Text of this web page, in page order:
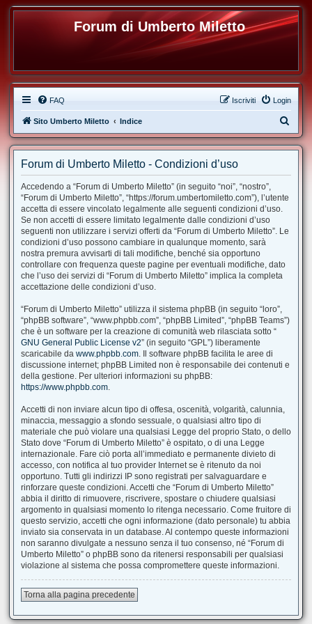
Forum di Umberto Miletto
FAQ Login
Iscriviti
Sito Umberto Miletto Indice
e
Forum di Umberto Miletto - Condizioni d’uso
Accedendo a “Forum di Umberto Miletto” (in seguito “noi”, “nostro”,
“Forum di Umberto Miletto”, “https://forum.umbertomiletto.com”), l’utente
accetta di essere vincolato legalmente alle seguenti condizioni d’uso.
Se non accetti di essere limitato legalmente dalle condizioni d’uso
seguenti non utilizzare i servizi offerti da “Forum di Umberto Miletto”. Le
condizioni d’uso possono cambiare in qualunque momento, sarà
nostra premura avvisarti di tali modifiche, benché sia opportuno
controllare con frequenza queste pagine per eventuali modifiche, dato
che l’uso dei servizi di “Forum di Umberto Miletto” implica la completa
accettazione delle condizioni d’uso.
“Forum di Umberto Miletto” utilizza il sistema phpBB (in seguito “loro”,
“phpBB software”, “www.phpbb.com”, “phpBB Limited”, “phpBB Teams”)
che è un software per la creazione di comunità web rilasciata sotto “
GNU General Public License v2” (in seguito “GPL”) liberamente
scaricabile da www.phpbb.com. Il software phpBB facilita le aree di
discussione internet; phpBB Limited non è responsabile dei contenuti e
della gestione. Per ulteriori informazioni su phpBB:
https://www.phpbb.com.
Accetti di non inviare alcun tipo di offesa, oscenità, volgarità, calunnia,
minaccia, messaggio a sfondo sessuale, o qualsiasi altro tipo di
materiale che può violare una qualsiasi Legge del proprio Stato, o dello
Stato dove “Forum di Umberto Miletto” è ospitato, o di una Legge
internazionale. Fare ciò porta all’immediato e permanente divieto di
accesso, con notifica al tuo provider Internet se è ritenuto da noi
opportuno. Tutti gli indirizzi IP sono registrati per salvaguardare e
rinforzare queste condizioni. Accetti che “Forum di Umberto Miletto”
abbia il diritto di rimuovere, riscrivere, spostare o chiudere qualsiasi
argomento in qualsiasi momento lo ritenga necessario. Come fruitore di
questo servizio, accetti che ogni informazione (dato personale) tu abbia
inviato sia conservata in un database. Al contempo queste informazioni
non saranno divulgate a nessuno senza il tuo consenso, né “Forum di
Umberto Miletto” o phpBB sono da ritenersi responsabili per qualsiasi
violazione al sistema che possa compromettere queste informazioni.
Torna alla pagina precedente